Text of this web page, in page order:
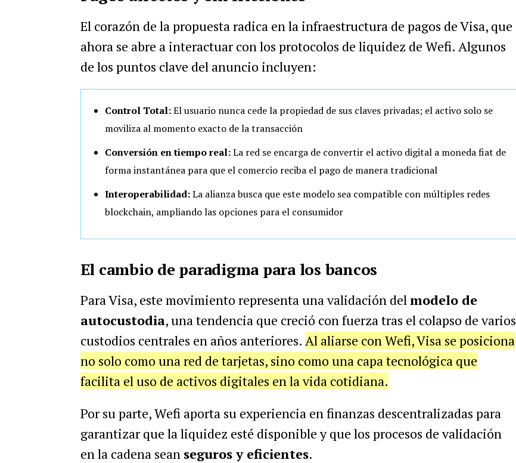
El corazón de la propuesta radica en la infraestructura de pagos de Visa, que
ahora se abre a interactuar con los protocolos de liquidez de Wefi. Algunos
de los puntos clave del anuncio incluyen:
Control Total:El usuario nunca cede la propiedad de sus claves privadas; el activo solo se
moviliza al momento exacto de la transacción
Conversión en tiempo real:La red se encarga de convertir el activo digital a moneda fiat de
forma instantánea para que el comercio reciba el pago de manera tradicional
Interoperabilidad:La alianza busca que este modelo sea compatible con múltiples redes
blockchain, ampliando las opciones para el consumidor
El cambio de paradigma para los bancos
Para Visa, este movimiento representa una validación delmodelo de
autocustodia, una tendencia que creció con fuerza tras el colapso de varios
custodios centrales en años anteriores. Al aliarse con Wefi, Visa se posiciona
no solo como una red de tarjetas, sino como una capa tecnológica que
facilita el uso de activos digitales en la vida cotidiana.
Por su parte, Wefi aporta su experiencia en finanzas descentralizadas para
garantizar que la liquidez esté disponible y que los procesos de validación
en la cadena sean seguros y eficientes.